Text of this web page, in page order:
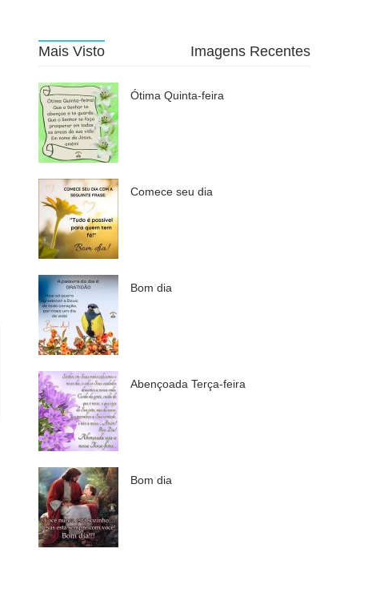
Mais Visto Imagens Recentes
Ótima Quinta-feira
Comece seu dia
Bom dia
Abençoada Terça-feira
Bom dia